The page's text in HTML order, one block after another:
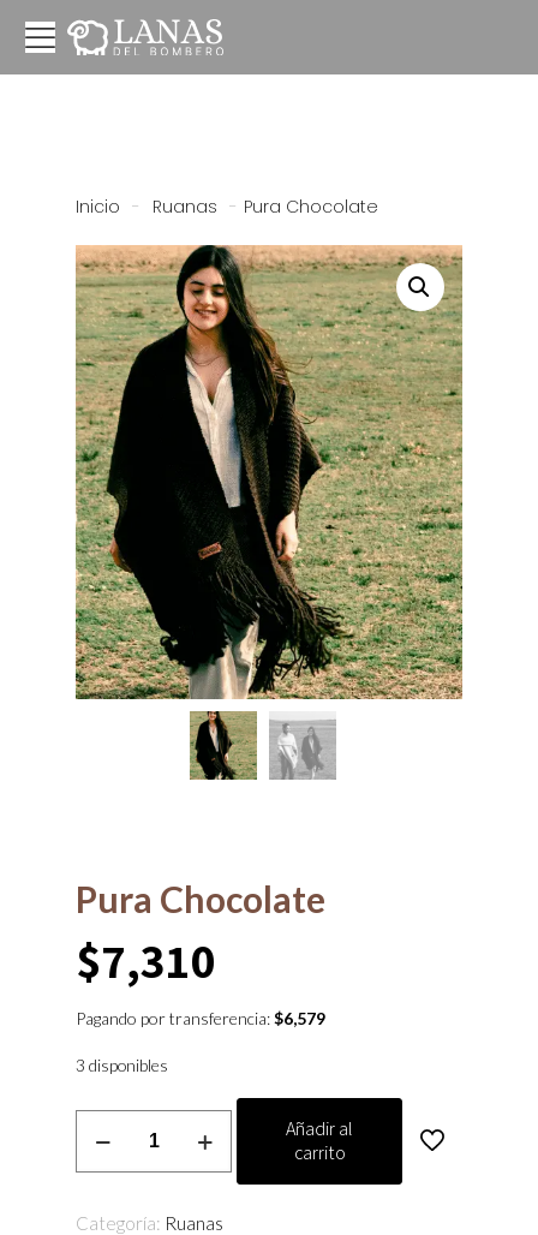
Inicio - Ruanas - Pura Chocolate
Pura Chocolate
$7,310
Pagando por transferencia:$6,579
3 disponibles
Chocolate
Añadir al
carrito
Categoría: Ruanas